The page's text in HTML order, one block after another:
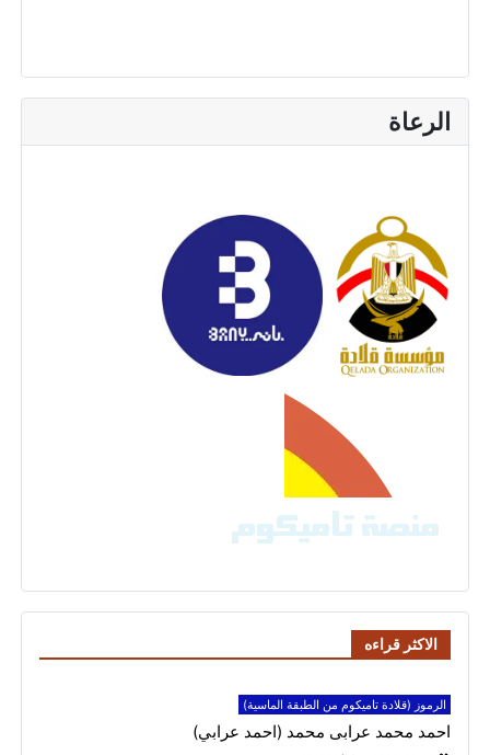
الرعاة
الاكثر قراءه
الرموز (قلادة تاميكوم من الطبقة الماسية)
احمد محمد عرابى محمد (احمد عرابي)